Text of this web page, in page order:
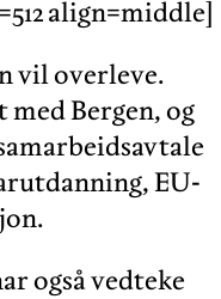
align=middle]
vil overleve.
med Bergen, og
EU-
også vedteke